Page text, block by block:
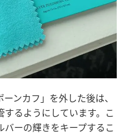
ンカフ」を外した後は、
るようにしています。こ
ーの輝きをキープするこ